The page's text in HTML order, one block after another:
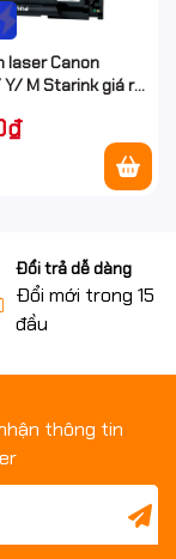
laser Canon
M Starink giá rẻ
Đổi trả dễ dàng
Đổi mới trong 15
đầu
thông tin